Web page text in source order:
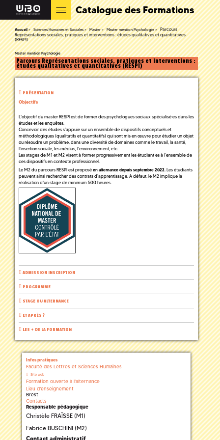
Catalogue des Formations
Accueil Sciences Humaines et Sociales Master Master mention Psychologie
Parcours
Représentations sociales, pratiques et interventions : études qualitatives et quantitatives
(RESPI)
Master mention Psychologie
Parcours Représentations sociales, pratiques et interventions :
études qualitatives et quantitatives (RESPI)
PRÉSENTATION
Objectifs
L’objectif du master RESPI est de former des psychologues sociaux spécialisé·es dans les
études et les enquêtes.
Concevoir des études s’appuie sur un ensemble de dispositifs conceptuels et
méthodologiques (qualitatifs et quantitatifs) qui sont mis en œuvre pour étudier un objet
ou résoudre un problème, dans une diversité de domaines comme le travail, la santé,
l’insertion sociale, les médias, l’environnement, etc.
Les stages de M1 et M2 visent à former progressivement les étudiant·es à l’ensemble de
ces dispositifs en contexte professionnel.
Le M2 du parcours RESPI est proposé en alternance depuis septembre 2022. Les étudiants
peuvent ainsi rechercher des contrats d'apprentissage. A défaut, le M2 implique la
réalisation d'un stage de minimum 500 heures.
ADMISSION INSCRIPTION
PROGRAMME
STAGE OU ALTERNANCE
ET APRÈS ?
LES + DE LA FORMATION
Infos pratiques
Faculté des Lettres et Sciences Humaines
Site web
Formation ouverte à l'alternance
Lieu d'enseignement
Brest
Contacts
Responsable pédagogique
Christèle FRAÏSSE (M1)
Fabrice BUSCHINI (M2)
Contact administratif